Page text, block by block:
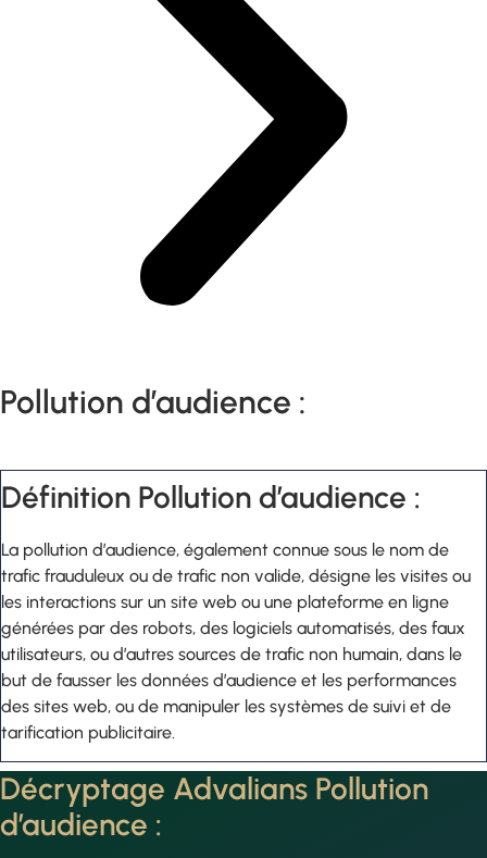
Pollution d’audience :
Définition Pollution d’audience :
La pollution d’audience, également connue sous le nom de
trafic frauduleux ou de trafic non valide, désigne les visites ou
les interactions sur un site web ou une plateforme en ligne
générées par des robots, des logiciels automatisés, des faux
utilisateurs, ou d’autres sources de trafic non humain, dans le
but de fausser les données d’audience et les performances
des sites web, ou de manipuler les systèmes de suivi et de
tarification publicitaire.
Décryptage Advalians Pollution
d’audience :